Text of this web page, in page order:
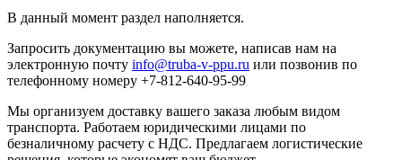
В данный момент раздел наполняется.
Запросить документацию вы можете, написав нам на
электронную почту info@truba-v-ppu.ru или позвонив по
телефонному номеру +7-812-640-95-99
Мы организуем доставку вашего заказа любым видом
транспорта. Работаем юридическими лицами по
безналичному расчету с НДС. Предлагаем логистические